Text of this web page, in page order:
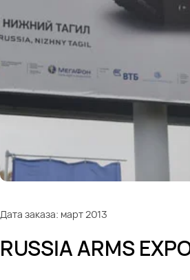
Дата заказа: март 2013
RUSSIA ARMS